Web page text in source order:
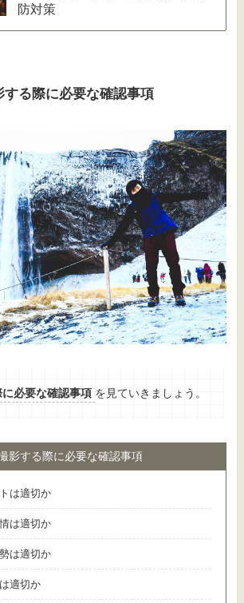
防対策
する際に必要な確認事項
必要な確認事項 を見ていきましょう。
影する際に必要な確認事項
は適切か
は適切か
は適切か
適切か